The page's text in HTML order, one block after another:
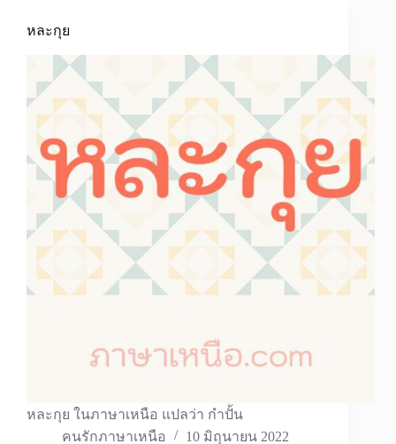
หละกุย
หละกุย ในภาษาเหนือ แปลว่า กําปั้น
คนรักภาษาเหนือ
10 มิถุนายน 2022